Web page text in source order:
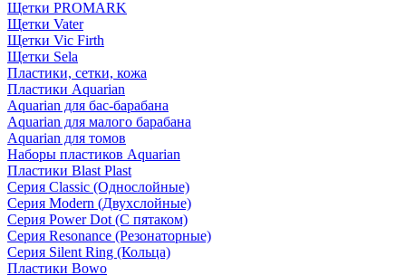
Щетки PROMARK
Щетки Vater
Щетки Vic Firth
Щетки Sela
Пластики, сетки, кожа
Пластики Aquarian
Aquarian для бас-барабана
Aquarian для малого барабана
Aquarian для томов
Наборы пластиков Aquarian
Пластики Blast Plast
Серия Classic (Однослойные)
Серия Modern (Двухслойные)
Серия Power Dot (С пятаком)
Серия Resonance (Резонаторные)
Серия Silent Ring (Кольца)
Пластики Bowo